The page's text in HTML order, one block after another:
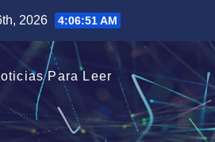
2026 4:06:52 AM
Para Leer